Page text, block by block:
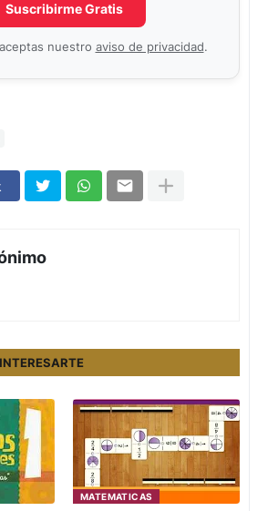
Suscribirme Gratis
nuestro aviso de privacidad.
MATEMATICAS